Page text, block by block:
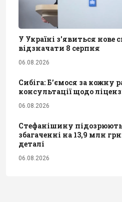
У Україні з'явиться нове
відзначати 8 серпня
06.08.2026
Сибіга: Б’ємося за кожну
консультації щодо
06.08.2026
Стефанішину
збагаченні на 13,9 млн
деталі
06.08.2026